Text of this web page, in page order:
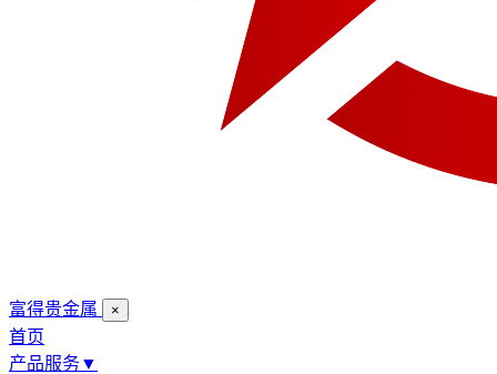
富得贵金属 ×
首页
产品服务▼